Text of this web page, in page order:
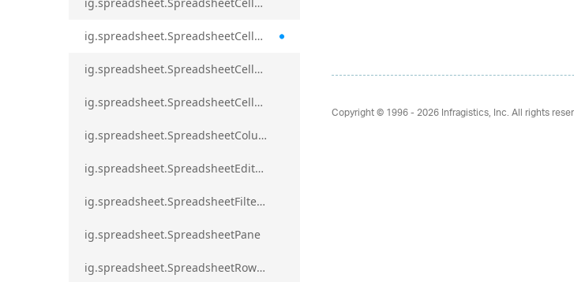
ig.spreadsheet.SpreadsheetCellRange
ig.spreadsheet.SpreadsheetCellRangeBorders
ig.spreadsheet.SpreadsheetCellRangeFormat
ig.spreadsheet.SpreadsheetColumnScrollRegion
ig.spreadsheet.SpreadsheetEditModeValidationErrorAction
ig.spreadsheet.SpreadsheetFilterDialogOption
ig.spreadsheet.SpreadsheetPane
ig.spreadsheet.SpreadsheetRowScrollRegion
Copyright © 1996 - 2026Infragistics, Inc. All rights